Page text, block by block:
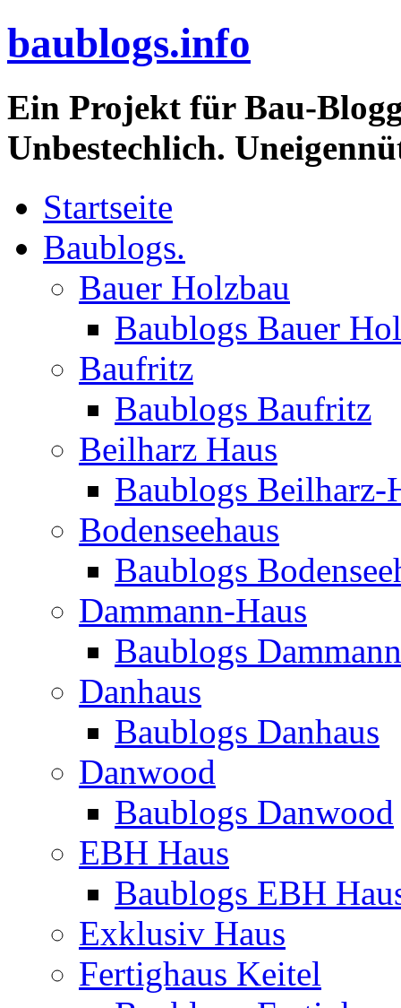
baublogs.info
Ein Projekt für Bau-
Unbestechlich.
Startseite
Baublogs.
Bauer Holzbau
Baublogs Bauer
Baufritz
Baublogs Baufritz
Beilharz Haus
Baublogs Beilharz-
Bodenseehaus
Baublogs
Dammann-Haus
Baublogs
Danhaus
Baublogs Danhaus
Danwood
Baublogs Danwood
EBH Haus
Baublogs EBH
Exklusiv Haus
Fertighaus Keitel